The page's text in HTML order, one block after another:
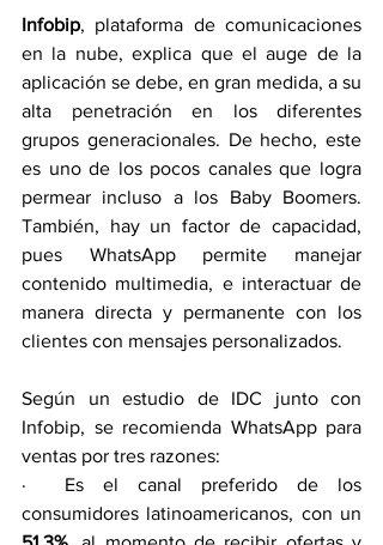
Infobip, plataforma de comunicaciones
en la nube, explica que el auge de la
aplicación se debe, en gran medida, a su
alta penetración en los diferentes
grupos generacionales. De hecho, este
es uno de los pocos canales que logra
permear incluso a los Baby Boomers.
También, hay un factor de capacidad,
pues WhatsApp permite manejar
contenido multimedia, e interactuar de
manera directa y permanente con los
clientes con mensajes personalizados.
Según un estudio de IDC junto con
Infobip, se recomienda WhatsApp para
ventas por tres razones:
·  Es el canal preferido de los